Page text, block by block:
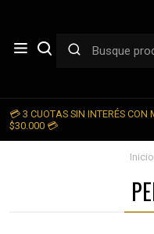
💳 3 CUOTAS SIN INTERÉS CON
$30.000 💳
Inicio